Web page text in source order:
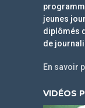
jeunes
diplômés
de
En savoir
VIDÉOS